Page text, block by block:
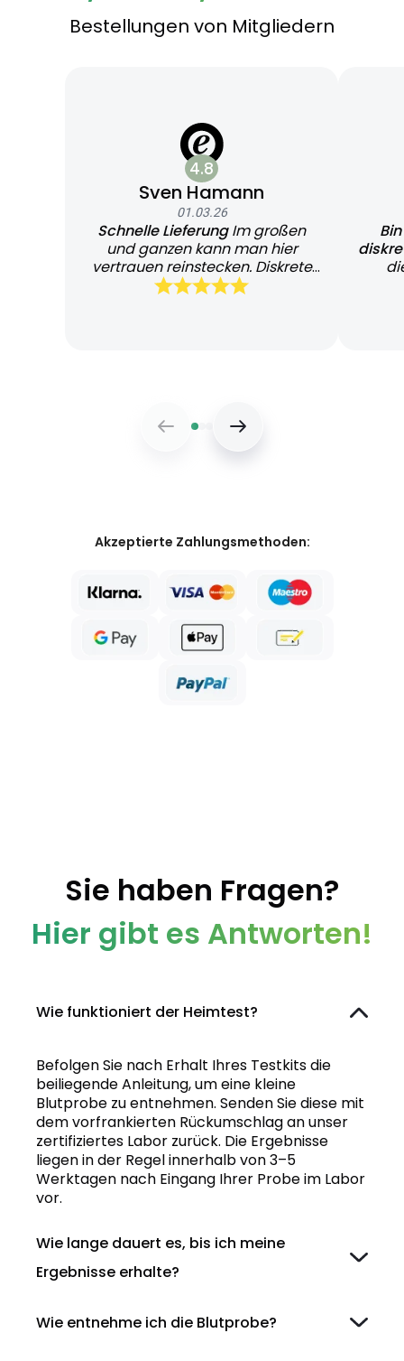
Bestellungen von Mitgliedern
4.8
Sven Hamann
01.03.26
Schnelle LieferungIm großen
und ganzen kann man hier
vertrauen reinstecken. Diskrete
und schnelle Lieferung
Akzeptierte Zahlungsmethoden:
Sie haben Fragen?
Hier gibt es Antworten!
Wie funktioniert der Heimtest?
Befolgen Sie nach Erhalt Ihres Testkits die
beiliegende Anleitung, um eine kleine
Blutprobe zu entnehmen. Senden Sie diese mit
dem vorfrankierten Rückumschlag an unser
zertifiziertes Labor zurück. Die Ergebnisse
liegen in der Regel innerhalb von 3–5
Werktagen nach Eingang Ihrer Probe im Labor
vor.
Wie lange dauert es, bis ich meine
Ergebnisse erhalte?
Wie entnehme ich die Blutprobe?